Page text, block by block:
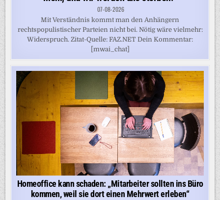
07-08-2026
Mit Verständnis kommt man den Anhängern
rechtspopulistischer Parteien nicht bei. Nötig wäre vielmehr:
Widerspruch. Zitat-Quelle: FAZ.NET Dein Kommentar:
[mwai_chat]
Homeoffice kann schaden: „Mitarbeiter sollten ins Büro
kommen, weil sie dort einen Mehrwert erleben“